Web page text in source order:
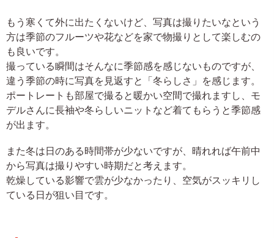
もう寒くて外に出たくないけど、写真は撮りたいなという
方は季節のフルーツや花などを家で物撮りとして楽しむの
も良いです。
撮っている瞬間はそんなに季節感を感じないものですが、
違う季節の時に写真を見返すと「冬らしさ」を感じます。
ポートレートも部屋で撮ると暖かい空間で撮れますし、モ
デルさんに長袖や冬らしいニットなど着てもらうと季節感
が出ます。
また冬は日のある時間帯が少ないですが、晴れれば午前中
から写真は撮りやすい時期だと考えます。
乾燥している影響で雲が少なかったり、空気がスッキリし
ている日が狙い目です。